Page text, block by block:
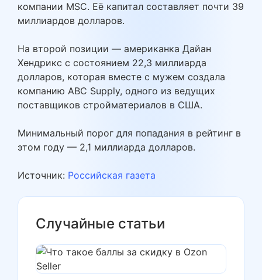
компании MSC. Её капитал составляет почти 39
миллиардов долларов.
На второй позиции — американка Дайан
Хендрикс с состоянием 22,3 миллиарда
долларов, которая вместе с мужем создала
компанию ABC Supply, одного из ведущих
поставщиков стройматериалов в США.
Минимальный порог для попадания в рейтинг в
этом году — 2,1 миллиарда долларов.
Источник: Российская газета
Случайные статьи